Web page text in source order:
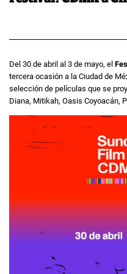
Del 30 de abril al 3 de mayo, el
tercera ocasión a la Ciudad de
selección de películas que se
Diana, Mitikah, Oasis Coyoacán,